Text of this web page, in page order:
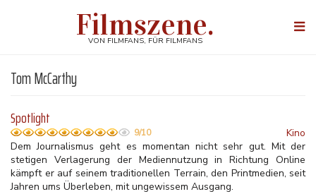
Filmszene.
VON FILMFANS, FÜR FILMFANS
Tom McCarthy
Spotlight
9/10
Kino
Dem Journalismus geht es momentan nicht sehr gut. Mit der
stetigen Verlagerung der Mediennutzung in Richtung Online
kämpft er auf seinem traditionellen Terrain, den Printmedien, seit
Jahren ums Überleben, mit ungewissem Ausgang.